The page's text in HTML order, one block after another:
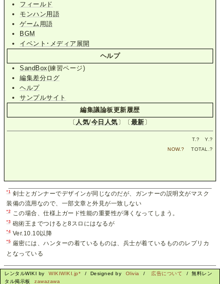
フィールド
モンハン用語
ゲーム用語
BGM
イベント･メディア展開
ヘルプ
SandBox(練習ページ)
編集差分ログ
ヘルプ
サンプルサイト
編集議論板更新履歴
〔 人気/今日人気 〕〔 最新 〕
T.? Y.?
NOW.? TOTAL.?
*1 剣士とガンナーでデザインが同じなのだが、ガンナーの説明文がマスク
装備の流用なので、一部文章と外見が一致しない
*2 この場合、仕様上ガード性能の重要性が薄くなってしまう。
*3 砲術王までつけると8スロにはなるが
*4 Ver.10.10以降
*5 厳密には、ハンターの着ているものは、兵士が着ているもののレプリカ
となっている
レンタルWIKI by WIKIWIKI.jp* / Designed by Olivia / 広告について
/ 無料レン
タル掲示板
zawazawa